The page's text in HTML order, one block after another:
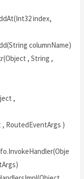
index,
columnName)
, String ,
,
, RoutedEventArgs )